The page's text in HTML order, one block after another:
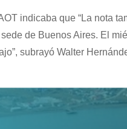
indicaba que “La nota
de Buenos Aires. El
subrayó Walter